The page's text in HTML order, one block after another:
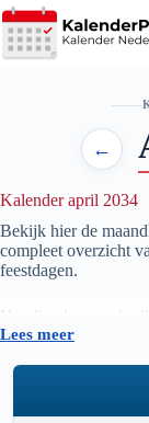
Ga
naar
de
←
Kalender april 2034
Bekijk hier de
compleet overzicht
feestdagen.
Handig als je snel
je planning voor de
Lees meer